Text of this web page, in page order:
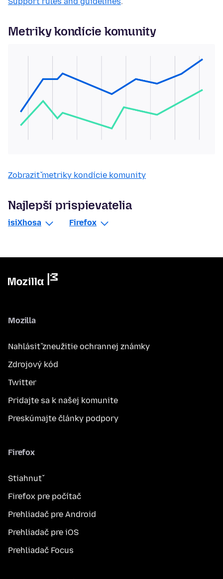
Metriky kondície komunity
Zobraziť metriky kondície komunity
Najlepší prispievatelia
isiXhosa Firefox
Mozilla
Nahlásiť zneužitie ochrannej známky
Zdrojový kód
Twitter
Pridajte sa k našej komunite
Preskúmajte články podpory
Firefox
Stiahnuť
Firefox pre počítač
Prehliadač pre Android
Prehliadač pre iOS
Prehliadač Focus